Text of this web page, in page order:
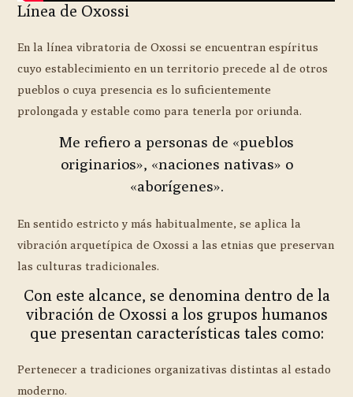
Línea de Oxossi
En la línea vibratoria de Oxossi se encuentran espíritus
cuyo establecimiento en un territorio precede al de otros
pueblos o cuya presencia es lo suficientemente
prolongada y estable como para tenerla por oriunda.
Me refiero a personas de «pueblos
originarios», «naciones nativas» o
«aborígenes».
En sentido estricto y más habitualmente, se aplica la
vibración arquetípica de Oxossi a las etnias que preservan
las culturas tradicionales.
Con este alcance, se denomina dentro de la
vibración de Oxossi a los grupos humanos
que presentan características tales como:
Pertenecer a tradiciones organizativas distintas al estado
moderno.